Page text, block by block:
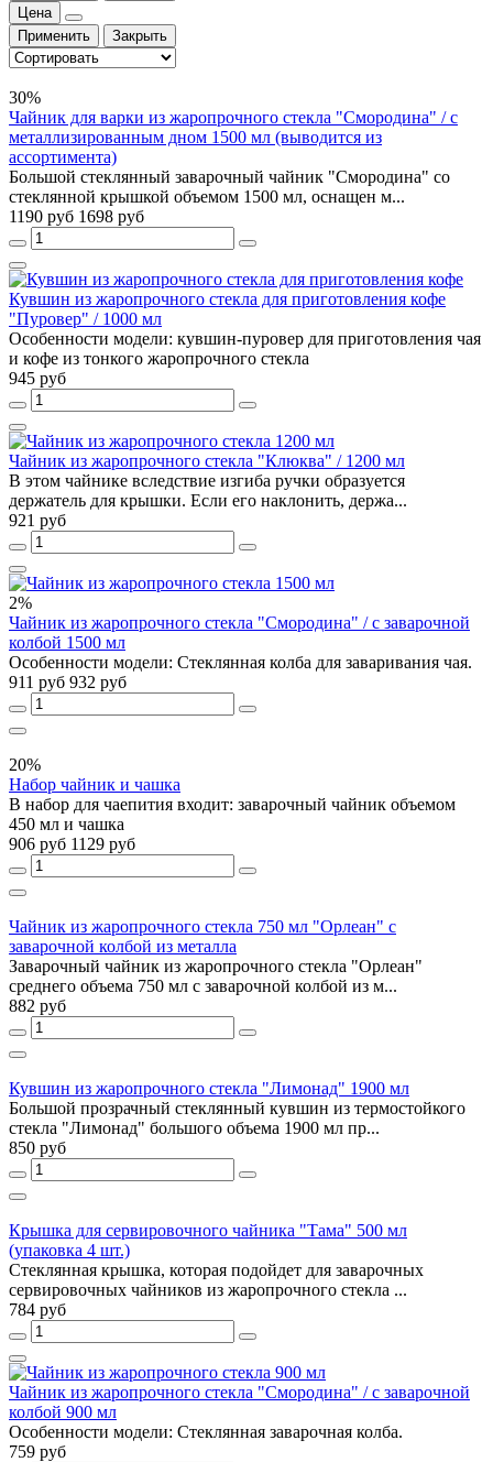
Цена
Применить
Закрыть
30%
Чайник для варки из жаропрочного стекла "Смородина" / с
металлизированным дном 1500 мл (выводится из
ассортимента)
Большой стеклянный заварочный чайник "Смородина" со
стеклянной крышкой объемом 1500 мл, оснащен м...
1190 руб 1698 руб
Кувшин из жаропрочного стекла для приготовления кофе
"Пуровер" / 1000 мл
Особенности модели: кувшин-пуровер для приготовления чая
и кофе из тонкого жаропрочного стекла
945 руб
Чайник из жаропрочного стекла "Клюква" / 1200 мл
В этом чайнике вследствие изгиба ручки образуется
держатель для крышки. Если его наклонить, держа...
921 руб
2%
Чайник из жаропрочного стекла "Смородина" / с заварочной
колбой 1500 мл
Особенности модели: Стеклянная колба для заваривания чая.
911 руб 932 руб
20%
Набор чайник и чашка
В набор для чаепития входит: заварочный чайник объемом
450 мл и чашка
906 руб 1129 руб
Чайник из жаропрочного стекла 750 мл "Орлеан" с
заварочной колбой из металла
Заварочный чайник из жаропрочного стекла "Орлеан"
среднего объема 750 мл с заварочной колбой из м...
882 руб
Кувшин из жаропрочного стекла "Лимонад" 1900 мл
Большой прозрачный стеклянный кувшин из термостойкого
стекла "Лимонад" большого объема 1900 мл пр...
850 руб
Крышка для сервировочного чайника "Тама" 500 мл
(упаковка 4 шт.)
Стеклянная крышка, которая подойдет для заварочных
сервировочных чайников из жаропрочного стекла ...
784 руб
Чайник из жаропрочного стекла "Смородина" / с заварочной
колбой 900 мл
Особенности модели: Стеклянная заварочная колба.
759 руб